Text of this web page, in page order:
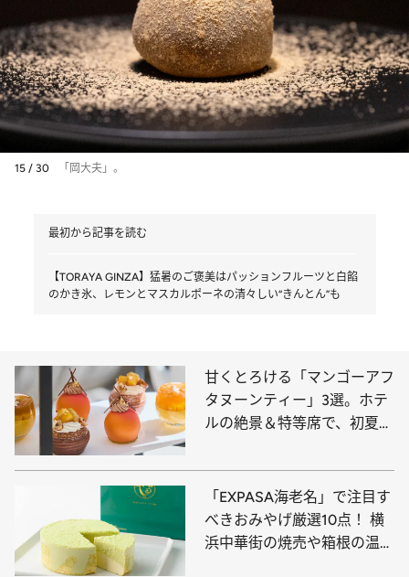
15 / 30 「岡大夫」。
最初から記事を読む
【TORAYA GINZA】猛暑のご褒美はパッションフルーツと白餡
のかき氷、レモンとマスカルポーネの清々しい“きんとん”も
甘くとろける「マンゴーアフ
タヌーンティー」3選。ホテ
ルの絶景＆特等席で、初夏の
のティータイムを！
「EXPASA海老名」で注目す
べきおみやげ厳選10点！ 横
浜中華街の焼売や箱根の温泉